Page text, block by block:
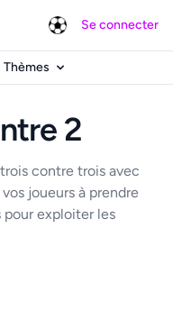
Se connecter
Thèmes
2
contre trois avec
joueurs à prendre
exploiter les